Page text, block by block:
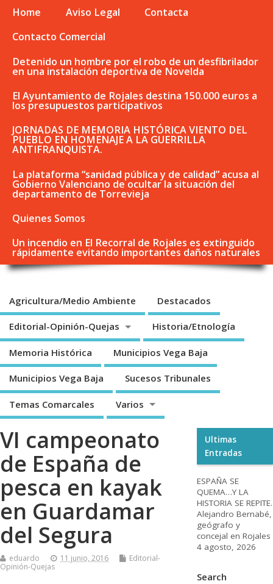
Home Aviso Legal
Contacta
Contacto Comercial
Detenido un hombre por el robo de un desfibrilador
en una instalación deportiva de Novelda
El Ayuntamiento de Rojales destina 150.000 euros a
los presupuestos participativos
JORNADAS DE MEMORIA HISTÓRICA VIENTO DEL
PUEBLO EN HOMENAJE A LA GUERRILLA
ANTIFRANQUISTA.
La plataforma “sanidad pública y de calidad” acusa al
Gobierno Valenciano de ocultar la situación del
departamento de Torrevieja
Quienes Somos
Un incendio en El Recorral de Rojales es extinguido
rápidamente evitando importantes daños naturales
Agricultura/Medio Ambiente Destacados
Editorial-Opinión-Quejas Historia/Etnología
Memoria Histórica Municipios Vega Baja
Municipios Vega Baja Sucesos Tribunales
Temas Comarcales Varios
VI campeonato
de España de
pesca en kayak
en Guardamar
del Segura
eduardo 11 junio, 2016
Editorial-
Opinión-Quejas
Ultimas
Entradas
ESPAÑA SE
QUEMA…Y LA
HISTORIA SE REPITE.
Alejandro Bernabé,
geógrafo y
concejal en Rojales
4 agosto, 2026
Search